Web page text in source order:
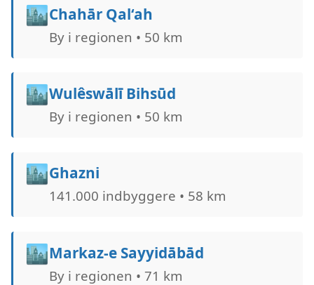
🏙️Chahār Qal‘ah
By i regionen • 50 km
🏙️Wulêswālī Bihsūd
By i regionen • 50 km
🏙️Ghazni
141.000 indbyggere • 58 km
🏙️Markaz-e Sayyidābād
By i regionen • 71 km